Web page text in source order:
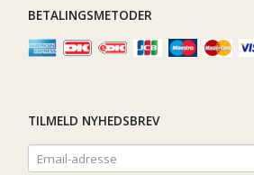
BETALINGSMETODER
TILMELD NYHEDSBREV
Email-
adresse